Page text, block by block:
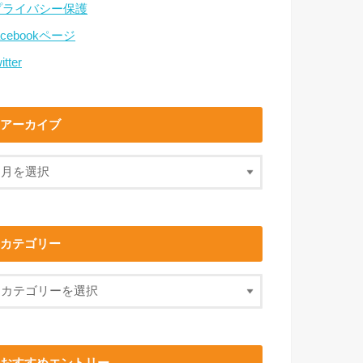
ライバシー保護
ページ
アーカイブ
カテゴリー